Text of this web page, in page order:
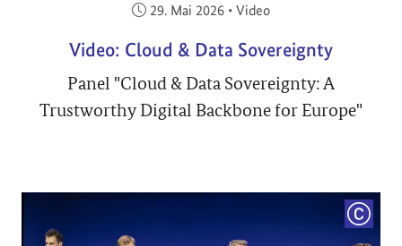
Veröffentlicht am:
29. Mai 2026 • Video
Video: Cloud & Data Sovereignty
Panel "Cloud & Data Sovereignty: A
Trustworthy Digital Backbone for Europe"